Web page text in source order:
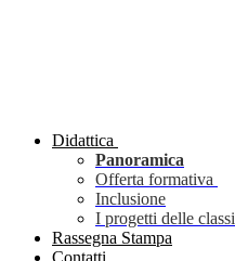
Didattica
Panoramica
Offerta formativa
Inclusione
I progetti delle classi
Rassegna Stampa